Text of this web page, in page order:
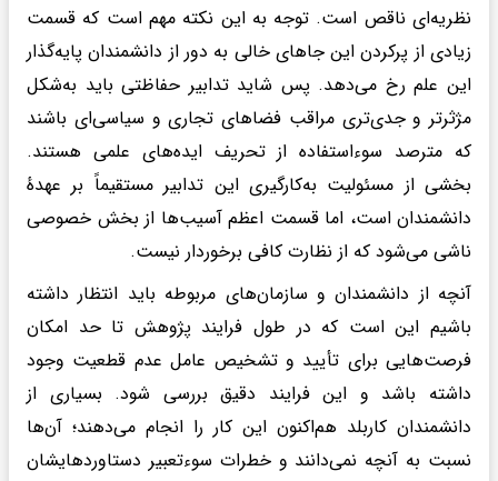
نظریه‌ای ناقص است. توجه به این نکته مهم است که قسمت
زیادی از پرکردن این جاهای خالی به دور از دانشمندان پایه‌گذار
این علم رخ می‌دهد. پس شاید تدابیر حفاظتی باید به‌شکل
مژثرتر و جدی‌تری مراقب فضاهای تجاری و سیاسی‌ای باشند
که مترصد سوءاستفاده از تحریف ایده‌های علمی هستند.
بخشی از مسئولیت به‌کارگیری این تدابیر مستقیماً بر عهدهٔ
دانشمندان است، اما قسمت اعظم آسیب‌ها از بخش خصوصی
ناشی می‌شود که از نظارت کافی برخوردار نیست.
آنچه از دانشمندان و سازمان‌های مربوطه باید انتظار داشته
باشیم این است که در طول فرایند پژوهش تا حد امکان
فرصت‌هایی برای تأیید و تشخیص عامل عدم قطعیت وجود
داشته باشد و این فرایند دقیق بررسی شود. بسیاری از
دانشمندان کاربلد هم‌اکنون این کار را انجام می‌دهند؛ آن‌ها
نسبت به آنچه نمی‌دانند و خطرات سوءتعبیر دستاوردهایشان